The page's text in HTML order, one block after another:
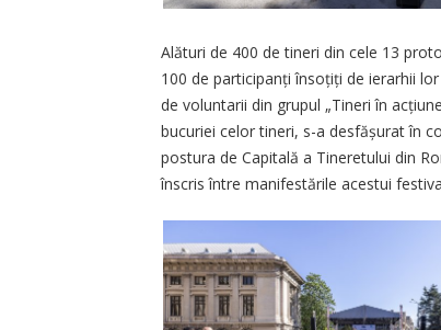
Alături de 400 de tineri din cele 13
100 de participanți însoțiți de ierarhii
de voluntarii din grupul „Tineri în
bucuriei celor tineri, s-a desfășurat în
postura de Capitală a Tineretului din
înscris între manifestările acestui